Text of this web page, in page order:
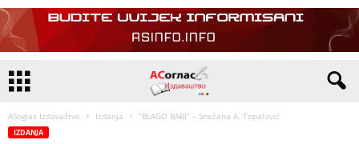
ASoglas Izdavaštvo Izdanja ”BLAGO BABI” – Snežana A. Topalović
IZDANJA